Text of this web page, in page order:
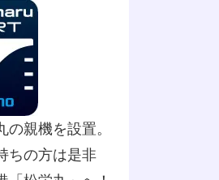
の親機を設置。
ちの方は是非